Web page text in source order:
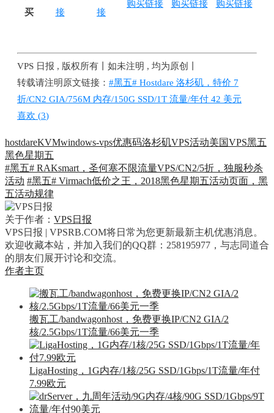
买
接
接
购买链接 购买链接 购买链接
VPS 日报 , 版权所有丨如未注明 , 均为原创丨
转载请注明原文链接： #黑五# Hostdare 洛杉矶，特价 7
折/CN2 GIA/756M 内存/150G SSD/1T 流量/年付 42 美元
喜欢 (3)
hostdareKVMwindows-vps优惠码洛杉矶VPS活动美国VPS黑五
黑色星期五
#黑五# RAKsmart，圣何塞不限流量VPS/CN2/5折，独服秒杀
活动 #黑五# Virmach低价之王，2018黑色星期五活动页面，黑
五活动规律
关于作者： VPS日报
VPS日报 | VPSRB.COM将日常为您更新最新主机优惠消息。
欢迎收藏本站，并加入我们的QQ群：258195977，与志同道合
的朋友们展开讨论和交流。
作者主页
搬瓦工/bandwagonhost，免费更换IP/CN2 GIA/2
核/2.5Gbps/1T流量/66美元一季
LigaHosting，1G内存/1核/25G SSD/1Gbps/1T流量/年付
7.99欧元